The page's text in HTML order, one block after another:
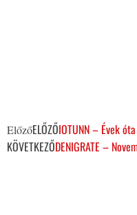
ElőzőELŐZŐIOTUNN – Évek
KÖVETKEZŐDENIGRATE –